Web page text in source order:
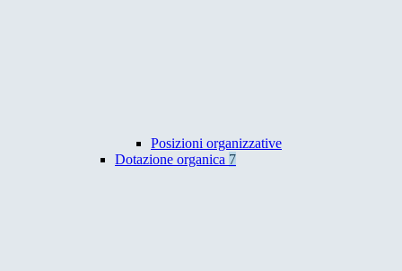
Posizioni organizzative
Dotazione organica 7